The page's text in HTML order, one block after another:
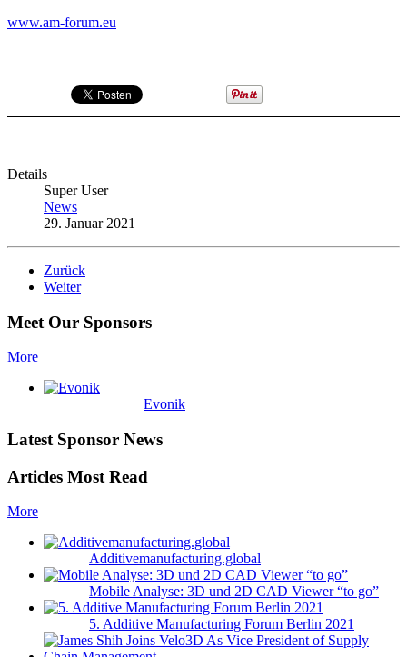
www.am-forum.eu
Details
Super User
News
29. Januar 2021
Zurück
Weiter
Meet Our Sponsors
More
Evonik
Latest Sponsor News
Articles Most Read
More
Additivemanufacturing.global
Mobile Analyse: 3D und 2D CAD Viewer “to go”
5. Additive Manufacturing Forum Berlin 2021